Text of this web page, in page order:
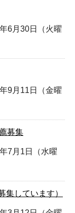
6月30日（火曜
9月11日（金曜
募集
7月1日（水曜
集しています）